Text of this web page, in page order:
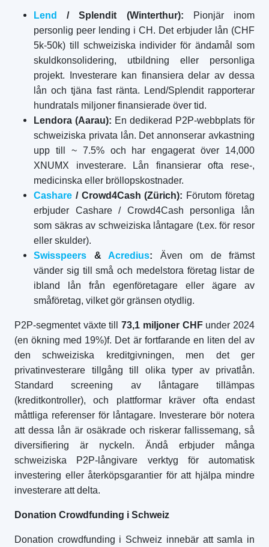
Lend / Splendit (Winterthur): Pionjär inom
personlig peer lending i CH. Det erbjuder lån (CHF
5k-50k) till schweiziska individer för ändamål som
skuldkonsolidering, utbildning eller personliga
projekt. Investerare kan finansiera delar av dessa
lån och tjäna fast ränta. Lend/Splendit rapporterar
hundratals miljoner finansierade över tid.
Lendora (Aarau): En dedikerad P2P-webbplats för
schweiziska privata lån. Det annonserar avkastning
upp till ~ 7.5% och har engagerat över 14,000
XNUMX investerare. Lån finansierar ofta rese-,
medicinska eller bröllopskostnader.
Cashare / Crowd4Cash (Zürich): Förutom företag
erbjuder Cashare / Crowd4Cash personliga lån
som säkras av schweiziska låntagare (t.ex. för resor
eller skulder).
Swisspeers & Acredius: Även om de främst
vänder sig till små och medelstora företag listar de
ibland lån från egenföretagare eller ägare av
småföretag, vilket gör gränsen otydlig.
P2P-segmentet växte till73,1 miljoner CHFunder 2024
(en ökning med 19%)f. Det är fortfarande en liten del av
den schweiziska kreditgivningen, men det ger
privatinvesterare tillgång till olika typer av privatlån.
Standard screening av låntagare tillämpas
(kreditkontroller), och plattformar kräver ofta endast
måttliga referenser för låntagare. Investerare bör notera
att dessa lån är osäkrade och riskerar fallissemang, så
diversifiering är nyckeln. Ändå erbjuder många
schweiziska P2P-långivare verktyg för automatisk
investering eller återköpsgarantier för att hjälpa mindre
investerare att delta.
Donation Crowdfunding i Schweiz
Donation crowdfunding i Schweiz innebär att samla in